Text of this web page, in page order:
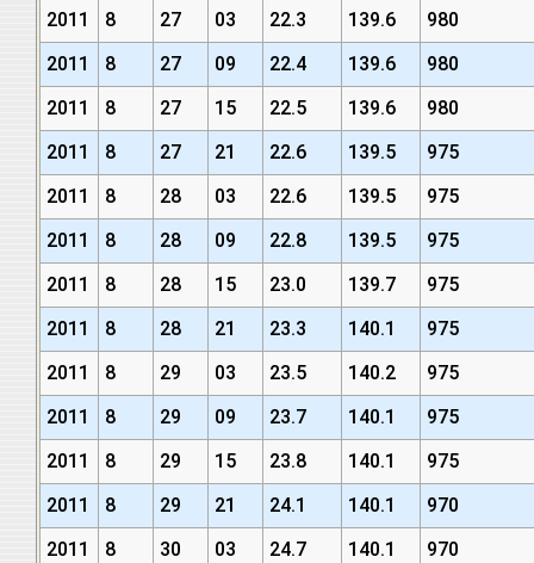
2011
8 27 03 22.3 139.6
980
2011
8 27 09 22.4 139.6
980
2011
8 27 15 22.5 139.6
980
2011
8 27 21 22.6 139.5
975
2011
8 28 03 22.6 139.5
975
2011
8 28 09 22.8 139.5
975
2011
8 28 15 23.0 139.7
975
2011
8 28 21 23.3 140.1
975
2011
8 29 03 23.5 140.2
975
2011
8 29 09 23.7 140.1
975
2011
8 29 15 23.8 140.1
975
2011
8 29 21 24.1 140.1
970
2011
8 30 03 24.7 140.1
970